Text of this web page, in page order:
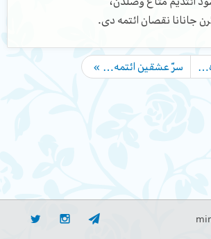
جانانا نقصان ائتمه دی.
سرّ عشقین ائتمه… »